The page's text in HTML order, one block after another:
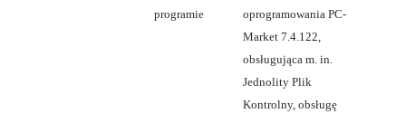
programie
oprogramowania PC-
Market 7.4.122,
obsługująca m. in.
Jednolity Plik
Kontrolny, obsługę